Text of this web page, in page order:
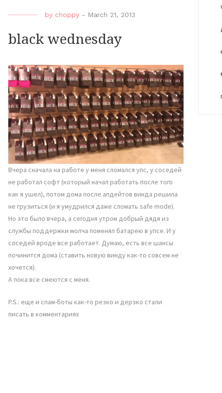
by choppy - March 21, 2013
black wednesday
Вчера сначала на работе у меня сломался упс, у соседей
не работал софт (который начал работать после того
как я ушел), потом дома после апдейтов винда решила
не грузиться (и я умудрился даже сломать safe mode).
Но это было вчера, а сегодня утром добрый дядя из
службы поддержки молча поменял батарею в упсе. И у
соседей вроде все работает. Думаю, есть все шансы
починится дома (ставить новую винду как-то совсем не
хочется).
А пока все смеются с меня.
P.S.: еще и спам-боты как-то резко и дерзко стали
писать в комментариях